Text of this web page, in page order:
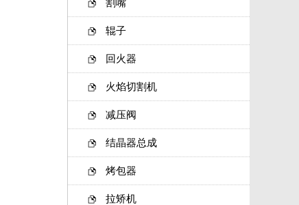
割嘴
辊子
回火器
火焰切割机
减压阀
结晶器总成
烤包器
拉矫机